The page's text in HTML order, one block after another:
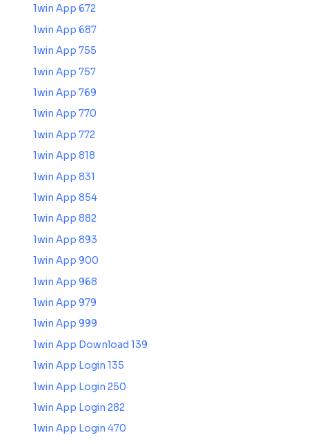
1win App 672
1win App 687
1win App 755
1win App 757
1win App 769
1win App 770
1win App 772
1win App 818
1win App 831
1win App 854
1win App 882
1win App 893
1win App 900
1win App 968
1win App 979
1win App 999
1win App Download 139
1win App Login 135
1win App Login 250
1win App Login 282
1win App Login 470